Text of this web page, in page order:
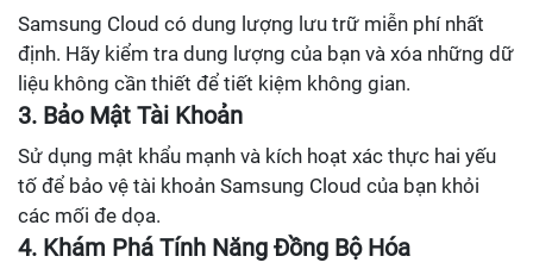
Samsung Cloud có dung lượng lưu trữ miễn phí nhất
định. Hãy kiểm tra dung lượng của bạn và xóa những dữ
liệu không cần thiết để tiết kiệm không gian.
3. Bảo Mật Tài Khoản
Sử dụng mật khẩu mạnh và kích hoạt xác thực hai yếu
tố để bảo vệ tài khoản Samsung Cloud của bạn khỏi
các mối đe dọa.
4. Khám Phá Tính Năng Đồng Bộ Hóa